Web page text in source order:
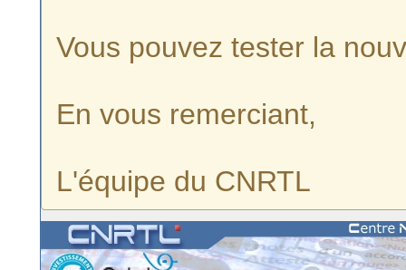
Vous pouvez tester la
En vous remerciant,
L'équipe du CNRTL